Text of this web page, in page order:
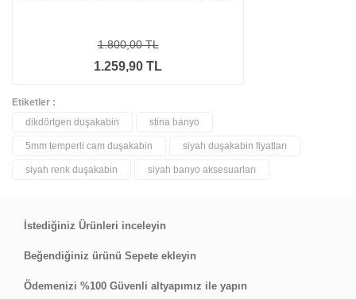
1.259,90 TL
1.800,00 TL
Etiketler :
dikdörtgen duşakabin
stina banyo
5mm temperli cam duşakabin siyah duşakabin fiyatları
siyah renk duşakabin siyah banyo aksesuarları
İstediğiniz Ürünleri inceleyin
Beğendiğiniz ürünü Sepete ekleyin
Ödemenizi %100 Güvenli altyapımız ile yapın